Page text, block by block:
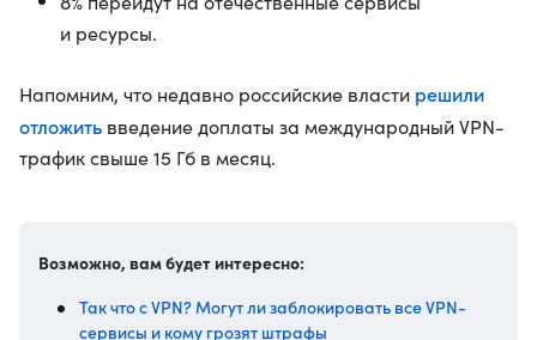
и ресурсы.
Напомним, что недавно российские власти решили
отложить введение доплаты за международный VPN-
трафик свыше 15 Гб в месяц.
Возможно, вам будет интересно:
Так что с VPN? Могут ли заблокировать все VPN-
сервисы и кому грозят штрафы